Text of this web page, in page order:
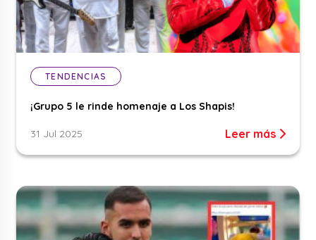
TENDENCIAS
¡Grupo 5 le rinde homenaje a Los Shapis!
31 Jul 2025 Leer más